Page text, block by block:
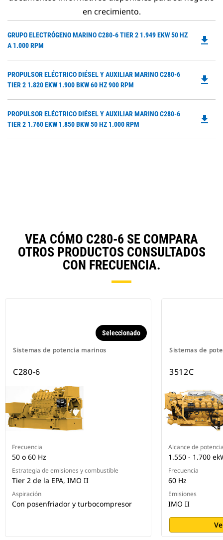
en crecimiento.
GRUPO ELECTRÓGENO MARINO C280-6 TIER 2 1.949 EKW 50 HZ
A 1.000 RPM
file_download
PROPULSOR ELÉCTRICO DIÉSEL Y AUXILIAR MARINO C280-6
TIER 2 1.820 EKW 1.900 BKW 60 HZ 900 RPM
file_download
PROPULSOR ELÉCTRICO DIÉSEL Y AUXILIAR MARINO C280-6
TIER 2 1.760 EKW 1.850 BKW 50 HZ 1.000 RPM
file_download
VEA CÓMO C280-6 SE COMPARA
OTROS PRODUCTOS CONSULTADOS
CON FRECUENCIA.
Sistemas de potencia marinos
Seleccionado
C280-6
Frecuencia
50 o 60 Hz
Estrategia de emisiones y combustible
Tier 2 de la EPA, IMO II
Aspiración
Con posenfriador y turbocompresor
Sistemas de
3512C
Alcance de
1.550 - 1.700
Frecuencia
60 Hz
Emisiones
IMO II